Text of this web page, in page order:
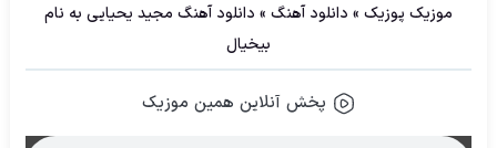
موزیک پوزیک » دانلود آهنگ » دانلود آهنگ مجید یحیایی به نام
بیخیال
پخش آنلاین همین موزیک